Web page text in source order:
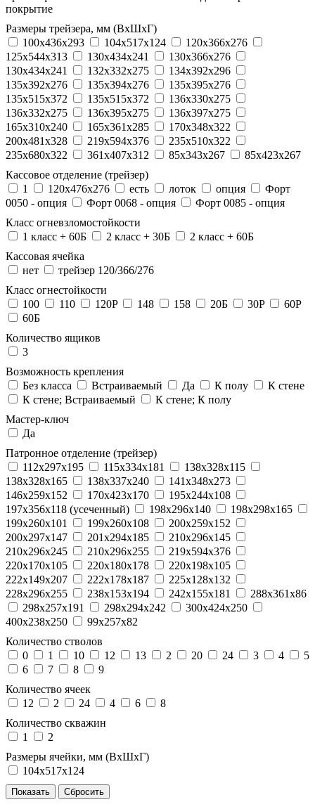
покрытие
Размеры трейзера, мм (ВхШхГ)
100x436x293
104х517х124
120x366x276
125x544x313
130x434x241
130х366х276
130х434х241
132x332x275
134x392x296
135x392x276
135x394x276
135x395x276
135x515x372
135х515х372
136x330x275
136x332x275
136x395x275
136x397x275
165x310x240
165x361x285
170x348x322
200x481x328
219x594x376
235x510x322
235x680x322
361x407x312 85x343x267
85x423x267
Кассовое отделение (трейзер)
1
120х476х276 есть лоток опция
Форт
0050 - опция
Форт 0068 - опция
Форт 0085 - опция
Класс огневзломостойкости
1 класс + 60Б
2 класс + 30Б
2 класс + 60Б
Кассовая ячейка
нет
трейзер 120/366/276
Класс огнестойкости
100
110 120P 148 158 20Б 30P
60P
60Б
Количество ящиков
3
Возможность крепления
Без класса
Встраиваемый Да К полу
К стене
К стене; Встраиваемый
К стене; К полу
Мастер-ключ
Да
Патронное отделение (трейзер)
112x297x195
115x334x181
138x328x115
138x328x165
138x337x240
141x348x273
146x259x152
170x423x170
195x244x108
197x356x118 (усеченный)
198x296x140
198x298x165
199x260x101
199x260x108
200x259x152
200x297x147
201x294x185
210x296x145
210x296x245
210x296x255
219x594x376
220x170x105
220x180x178
220x198x105
222x149x207
222x178x187
225x128x132
228x296x255
238x153x194 242x155x181
288x361x86
298x257x191
298x294x242
300x424x250
400x238x250
99x257x82
Количество стволов
0
1 10 12 13 2 20 24 3 4
5
6
7 8
9
Количество ячеек
12
2 24 4 6
8
Количество скважин
1
2
Размеры ячейки, мм (ВхШхГ)
104х517х124